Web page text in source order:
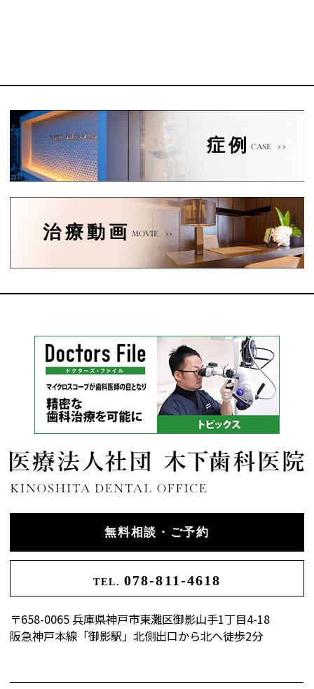
症例 CASE
治療動画 MOVIE
TEL. 078-811-4618
無料相談・ご予約
〒658-0065 兵庫県神戸市東灘区御影山手1丁目4-18
阪急神戸本線「御影駅」北側出口から北へ徒歩2分